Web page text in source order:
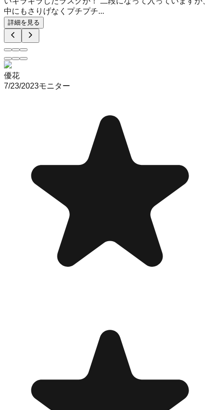
中にもさりげなくプチプチ...
詳細を見る
優花
7/23/2023モニター